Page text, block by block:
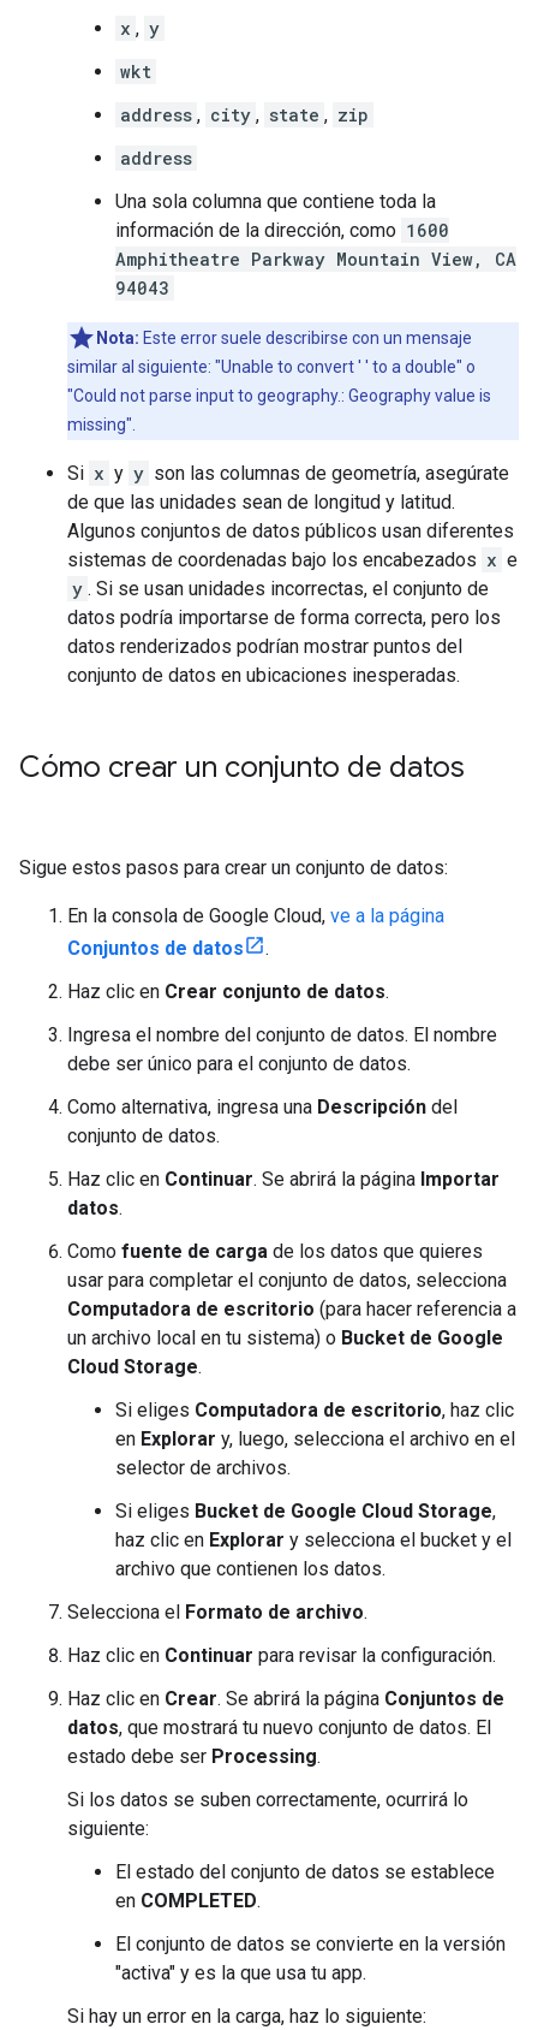
x , y
wkt
address , city , state , zip
address
Una sola columna que contiene toda la
información de la dirección, como 1600
Amphitheatre Parkway Mountain View, CA
94043
Nota: Este error suele describirse con un mensaje
similar al siguiente: "Unable to convert ' ' to a double" o
"Could not parse input to geography.: Geography value is
missing".
Si x y y son las columnas de geometría, asegúrate
de que las unidades sean de longitud y latitud.
Algunos conjuntos de datos públicos usan diferentes
sistemas de coordenadas bajo los encabezados x e
y . Si se usan unidades incorrectas, el conjunto de
datos podría importarse de forma correcta, pero los
datos renderizados podrían mostrar puntos del
conjunto de datos en ubicaciones inesperadas.
Cómo crear un conjunto de datos
Sigue estos pasos para crear un conjunto de datos:
En la consola de Google Cloud, ve a la página
Conjuntos de datos
.
Haz clic en Crear conjunto de datos.
Ingresa el nombre del conjunto de datos. El nombre
debe ser único para el conjunto de datos.
Como alternativa, ingresa una Descripción del
conjunto de datos.
Haz clic en Continuar. Se abrirá la página Importar
datos.
Como fuente de carga de los datos que quieres
usar para completar el conjunto de datos, selecciona
Computadora de escritorio (para hacer referencia a
un archivo local en tu sistema) o Bucket de Google
Cloud Storage.
Si eliges Computadora de escritorio, haz clic
en Explorar y, luego, selecciona el archivo en el
selector de archivos.
Si eliges Bucket de Google Cloud Storage,
haz clic en Explorar y selecciona el bucket y el
archivo que contienen los datos.
Selecciona el Formato de archivo.
Haz clic en Continuar para revisar la configuración.
Haz clic en Crear. Se abrirá la página Conjuntos de
datos, que mostrará tu nuevo conjunto de datos. El
estado debe ser Processing.
Si los datos se suben correctamente, ocurrirá lo
siguiente:
El estado del conjunto de datos se establece
en COMPLETED.
El conjunto de datos se convierte en la versión
"activa" y es la que usa tu app.
Si hay un error en la carga, haz lo siguiente: